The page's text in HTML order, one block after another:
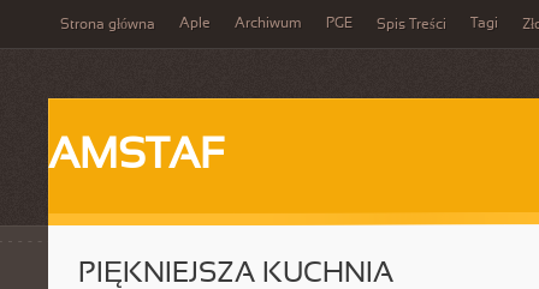
Strona główna Aple Archiwum PGE Spis Treści Tagi
AMSTAF
PIĘKNIEJSZA KUCHNIA